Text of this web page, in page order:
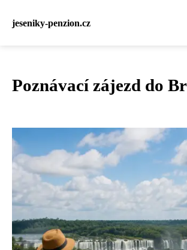
jeseniky-penzion.cz
Poznávací zájezd do